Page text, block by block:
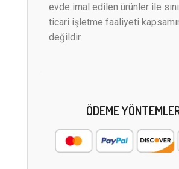
evde imal edilen ürünler ile
ticari işletme faaliyeti
değildir.
ÖDEME